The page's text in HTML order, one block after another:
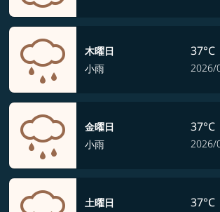
木曜日
小雨
37°C
2026/
金曜日
小雨
37°C
2026/
土曜日
37°C